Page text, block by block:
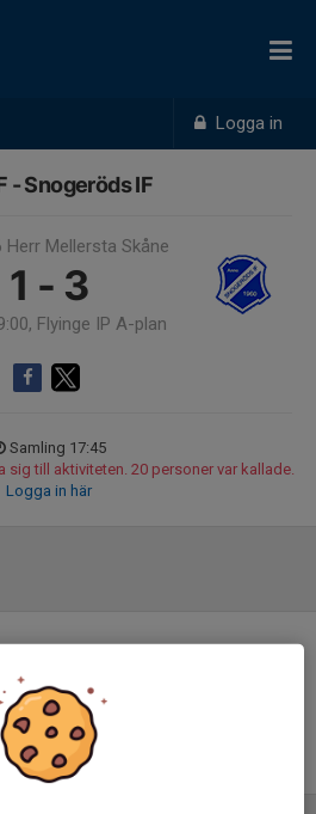
Logga in
- Snogeröds IF
Herr Mellersta Skåne
1 - 3
Flyinge IP A-plan
Samling 17:45
sig till aktiviteten. 20 personer var kallade.
Logga in här